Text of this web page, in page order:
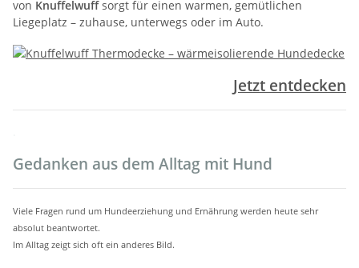
von Knuffelwuffsorgt für einen warmen, gemütlichen
Liegeplatz – zuhause, unterwegs oder im Auto.
Jetzt entdecken
Gedanken aus dem Alltag mit Hund
Viele Fragen rund um Hundeerziehung und Ernährung werden heute sehr
absolut beantwortet.
Im Alltag zeigt sich oft ein anderes Bild.